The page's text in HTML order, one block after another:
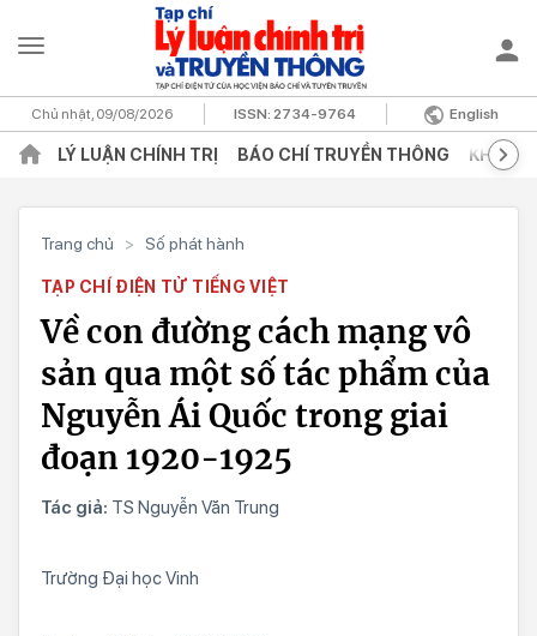
Chủ nhật, 09/08/2026 ISSN:2734-9764 English
LÝ LUẬN CHÍNH TRỊ BÁO CHÍ TRUYỀN THÔNG KHOA
Trang chủ > Số phát hành
TẠP CHÍ ĐIỆN TỬ TIẾNG VIỆT
Về con đường cách mạng vô
sản qua một số tác phẩm của
Nguyễn Ái Quốc trong giai
đoạn 1920-1925
Tác giả: TS Nguyễn Văn Trung
Trường Đại học Vinh